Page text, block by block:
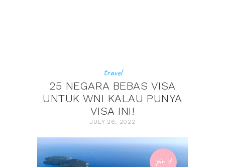
travel
25 NEGARA BEBAS VISA
UNTUK WNI KALAU PUNYA
VISA INI!
JULY 26, 2022
pin it